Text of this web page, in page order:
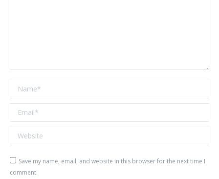
Name *
Email *
Website
Save my name, email, and website in this browser for the next time I
comment.